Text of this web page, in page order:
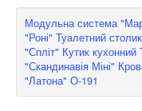
Модульна система
"Роні" Туалетний
"Спліт" Кутик кухонний
"Скандинавія Міні"
"Латона" О-191